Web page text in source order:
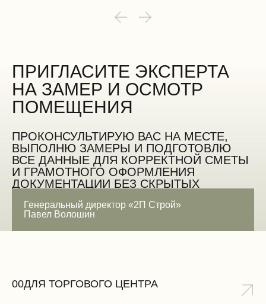
ПРИГЛАСИТЕ ЭКСПЕРТА
НА ЗАМЕР И ОСМОТР
ПОМЕЩЕНИЯ
ПРОКОНСУЛЬТИРУЮ ВАС НА МЕСТЕ,
ВЫПОЛНЮ ЗАМЕРЫ И ПОДГОТОВЛЮ
ВСЕ ДАННЫЕ ДЛЯ КОРРЕКТНОЙ СМЕТЫ
И ГРАМОТНОГО ОФОРМЛЕНИЯ
ДОКУМЕНТАЦИИ БЕЗ СКРЫТЫХ
Генеральный директор «2П Строй»
Павел Волошин
00ДЛЯ ТОРГОВОГО ЦЕНТРА